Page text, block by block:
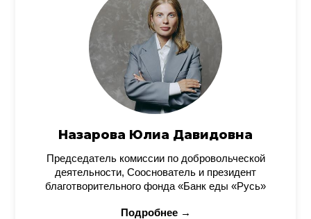
Назарова Юлиа Давидовна
Председатель комиссии по добровольческой
деятельности, Сооснователь и президент
благотворительного фонда «Банк еды «Русь»
Подробнее →